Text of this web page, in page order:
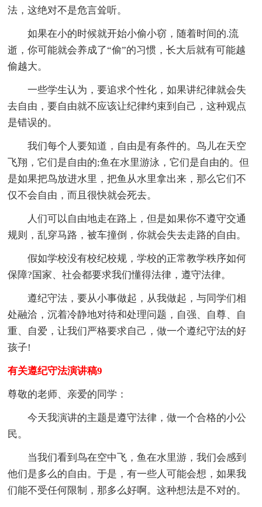
法，这绝对不是危言耸听。
如果在小的时候就开始小偷小窃，随着时间的.流
逝，你可能就会养成了“偷”的习惯，长大后就有可能越
偷越大。
一些学生认为，要追求个性化，如果讲纪律就会失
去自由，要自由就不应该让纪律约束到自己，这种观点
是错误的。
我们每个人要知道，自由是有条件的。鸟儿在天空
飞翔，它们是自由的;鱼在水里游泳，它们是自由的。但
是如果把鸟放进水里，把鱼从水里拿出来，那么它们不
仅不会自由，而且很快就会死去。
人们可以自由地走在路上，但是如果你不遵守交通
规则，乱穿马路，被车撞倒，你就会失去走路的自由。
假如学校没有校纪校规，学校的正常教学秩序如何
保障?国家、社会都要求我们懂得法律，遵守法律。
遵纪守法，要从小事做起，从我做起，与同学们相
处融洽，沉着冷静地对待和处理问题，自强、自尊、自
重、自爱，让我们严格要求自己，做一个遵纪守法的好
孩子!
有关遵纪守法演讲稿9
尊敬的老师、亲爱的同学：
今天我演讲的主题是遵守法律，做一个合格的小公
民。
当我们看到鸟在空中飞，鱼在水里游，我们会感到
他们是多么的自由。于是，有一些人可能会想，如果我
们能不受任何限制，那多么好啊。这种想法是不对的。